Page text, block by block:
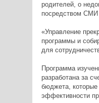
родителей, о
посредством СМИ
«Управление
программы и
для
Программа
разработана за
бюджета,
эффективности